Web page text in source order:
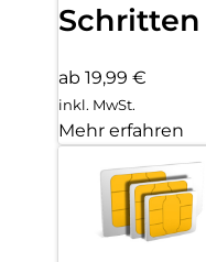
Schritten
ab 19,99 €
inkl. MwSt.
Mehr erfahren